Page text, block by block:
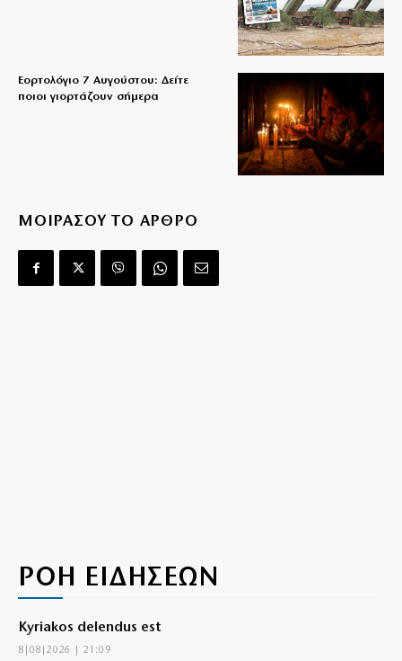
Εορτολόγιο 7 Αυγούστου: Δείτε
ποιοι γιορτάζουν σήμερα
ΜΟΙΡΑΣΟΥ ΤΟ ΑΡΘΡΟ
ΡΟΗ ΕΙΔΗΣΕΩΝ
Kyriakos delendus est
8|08|2026 | 21:09